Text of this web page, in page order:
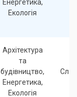
Енергетика,
Екологія
Архітектура
та
будівництво,
Енергетика,
Екологія